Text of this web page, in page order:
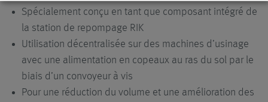
Spécialement conçu en tant que composant intégré de
la station de repompage RIK
Utilisation décentralisée sur des machines d’usinage
avec une alimentation en copeaux au ras du sol par le
biais d’un convoyeur à vis
Pour une réduction du volume et une amélioration des